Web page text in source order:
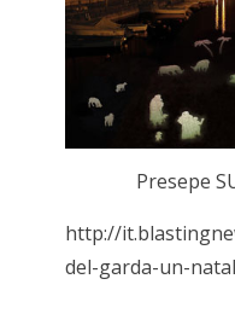
Presepe
http://
del-garda-un-